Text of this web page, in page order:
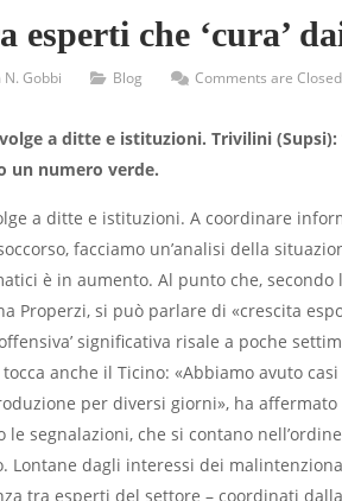
esperti che ‘cura’
N. Gobbi Blog Comments are Closed
a ditte e istituzioni. Trivilini
un numero verde.
a ditte e istituzioni. A coordinare
facciamo un’analisi della
è in aumento. Al punto che,
Properzi, si può parlare di «crescita
significativa risale a poche
anche il Ticino: «Abbiamo avuto
per diversi giorni», ha affermato
segnalazioni, che si contano
Lontane dagli interessi dei
tra esperti del settore – coordinati